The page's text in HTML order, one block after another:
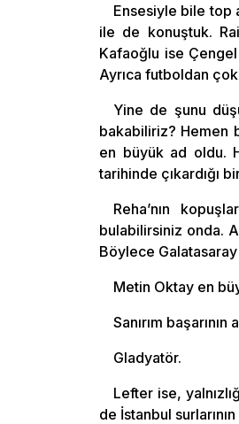
Ensesiyle bile top
ile de konuştuk.
Kafaoğlu ise
Ayrıca futboldan
Yine de şunu
bakabiliriz? Hemen
en büyük ad oldu.
tarihinde çıkardığı
Reha’nın
bulabilirsiniz onda.
Böylece
Metin Oktay en
Sanırım
Gladyatör.
Lefter ise,
de İstanbul